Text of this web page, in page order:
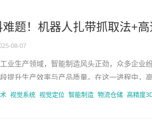
题！机器人扎带抓取法+
08-07
业生产领域，智能制造风头正劲，众多企业
提升生产效率与产品质量。在这一进程中，
位等技术至关重要。视觉定位如同
视觉系统 视觉定位 智能制造 物流仓储 高精度